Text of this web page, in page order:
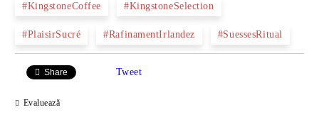
#KingstoneCoffee #KingstoneSelection
#PlaisirSucré #RafinamentIrlandez #SuessesRitual
Share Tweet
Evaluează